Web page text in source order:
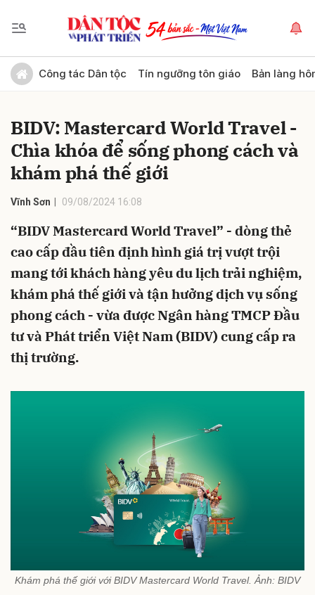
Công tác Dân tộc Tín ngưỡng tôn giáo Bản làng
BIDV: Mastercard World Travel -
Chìa khóa để sống phong cách và
khám phá thế giới
Vĩnh Sơn 09/08/2024 16:08
“BIDV Mastercard World Travel” - dòng thẻ
cao cấp đầu tiên định hình giá trị vượt trội
mang tới khách hàng yêu du lịch trải nghiệm,
khám phá thế giới và tận hưởng dịch vụ sống
phong cách - vừa được Ngân hàng TMCP Đầu
tư và Phát triển Việt Nam (BIDV) cung cấp ra
thị trường.
Khám phá thế giới với BIDV Mastercard World Travel. Ảnh: BIDV
Gửi bình luận